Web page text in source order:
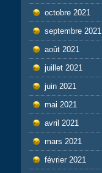
octobre 2021
septembre 2021
août 2021
juillet 2021
juin 2021
mai 2021
avril 2021
mars 2021
février 2021